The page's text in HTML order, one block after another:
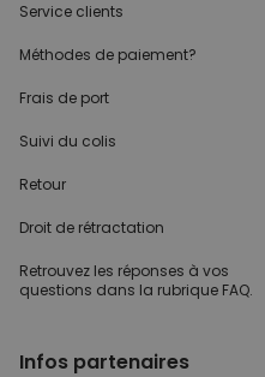
Service clients
Méthodes de paiement?
Frais de port
Suivi du colis
Retour
Droit de rétractation
Retrouvez les réponses à vos
questions dans la rubrique FAQ.
Infos partenaires